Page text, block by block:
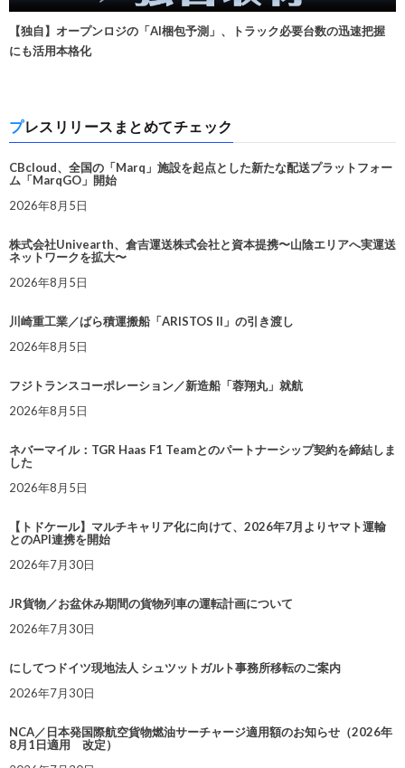
【独自】オープンロジの「AI梱包予測」、トラック必要台数の迅速把握
にも活用本格化
プレスリリースまとめてチェック
CBcloud、全国の「Marq」施設を起点とした新たな配送プラットフォー
ム「MarqGO」開始
2026年8月5日
株式会社Univearth、倉吉運送株式会社と資本提携〜山陰エリアへ実運送
ネットワークを拡大〜
2026年8月5日
川崎重工業／ばら積運搬船「ARISTOS II」の引き渡し
2026年8月5日
フジトランスコーポレーション／新造船「蓉翔丸」就航
2026年8月5日
ネバーマイル：TGR Haas F1 Teamとのパートナーシップ契約を締結しま
した
2026年8月5日
【トドケール】マルチキャリア化に向けて、2026年7月よりヤマト運輸
とのAPI連携を開始
2026年7月30日
JR貨物／お盆休み期間の貨物列車の運転計画について
2026年7月30日
にしてつドイツ現地法人 シュツットガルト事務所移転のご案内
2026年7月30日
NCA／日本発国際航空貨物燃油サーチャージ適用額のお知らせ（2026年
8月1日適用 改定）